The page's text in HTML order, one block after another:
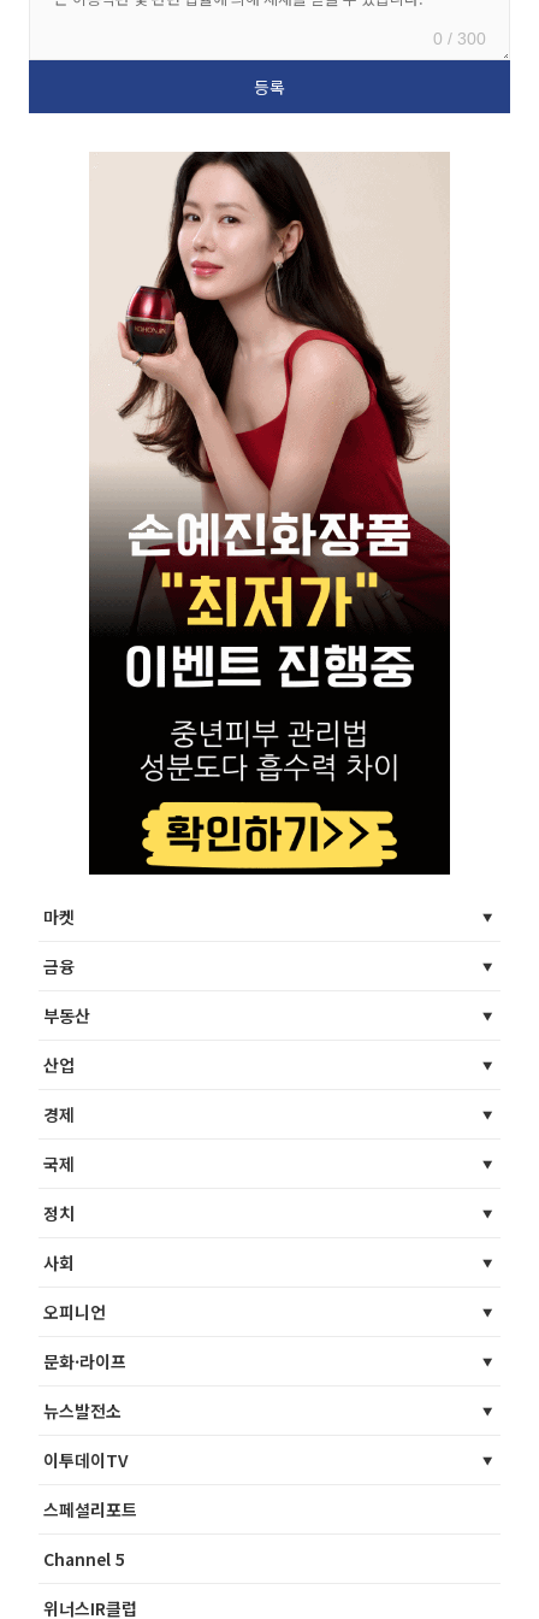
0 / 300
마켓
금융
부동산
산업
경제
국제
정치
사회
오피니언
문화·라이프
뉴스발전소
이투데이TV
스페셜리포트
Channel 5
위너스IR클럽